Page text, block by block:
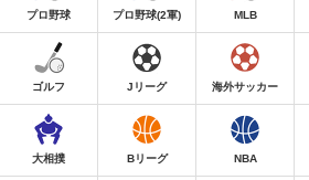
プロ野球 プロ野球(2軍) MLB
ゴルフ Jリーグ 海外サッカー
大相撲 Bリーグ NBA